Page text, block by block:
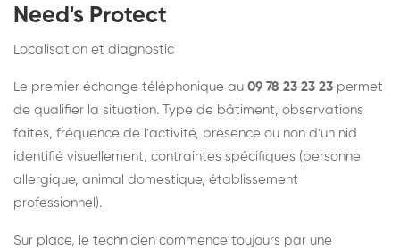
Need's Protect
Localisation et diagnostic
Le premier échange téléphonique au 09 78 23 23 23 permet
de qualifier la situation. Type de bâtiment, observations
faites, fréquence de l'activité, présence ou non d'un nid
identifié visuellement, contraintes spécifiques (personne
allergique, animal domestique, établissement
professionnel).
Sur place, le technicien commence toujours par une